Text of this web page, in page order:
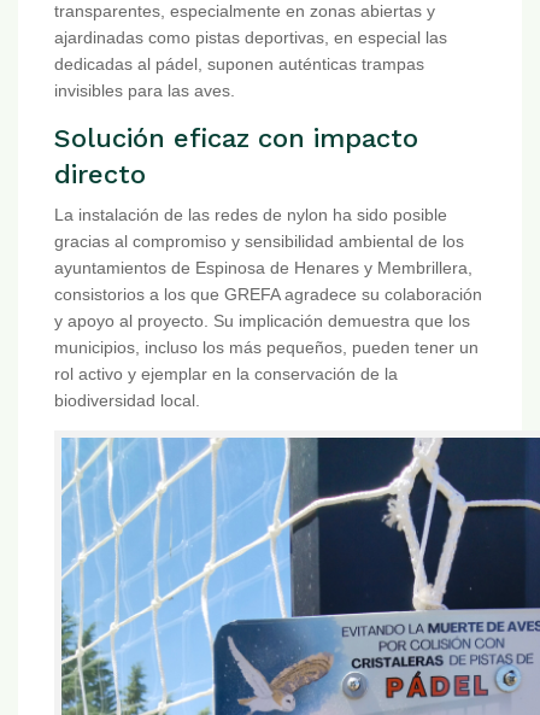
transparentes, especialmente en zonas abiertas y
ajardinadas como pistas deportivas, en especial las
dedicadas al pádel, suponen auténticas trampas
invisibles para las aves.
Solución eficaz con impacto
directo
La instalación de las redes de nylon ha sido posible
gracias al compromiso y sensibilidad ambiental de los
ayuntamientos de Espinosa de Henares y Membrillera,
consistorios a los que GREFA agradece su colaboración
y apoyo al proyecto. Su implicación demuestra que los
municipios, incluso los más pequeños, pueden tener un
rol activo y ejemplar en la conservación de la
biodiversidad local.